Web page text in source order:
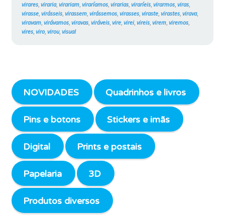
virares, viraria, virariam, viraríamos, virarias, viraríeis, virarmos, viras,
virasse, virásseis, virassem, virássemos, virasses, viraste, virastes, virava,
viravam, virávamos, viravas, viráveis, vire, virei, vireis, virem, viremos,
vires, viro, virou, visual
NOVIDADES Quadrinhos e livros
Pins e botons Stickers e imãs
Digital Prints e postais
Papelaria 3D
Produtos diversos